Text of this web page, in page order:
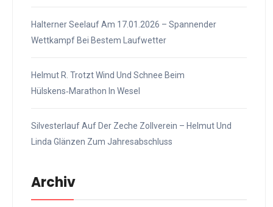
Halterner Seelauf Am 17.01.2026 – Spannender
Wettkampf Bei Bestem Laufwetter
Helmut R. Trotzt Wind Und Schnee Beim
Hülskens‑Marathon In Wesel
Silvesterlauf Auf Der Zeche Zollverein – Helmut Und
Linda Glänzen Zum Jahresabschluss
Archiv